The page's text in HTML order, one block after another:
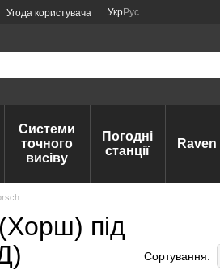
Угода користувача УкрРус
Системи
точного
висіву
Погодні
станції
Raven
під
Сортування: